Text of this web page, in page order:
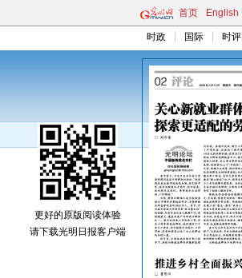
首页 English
时政 国际 时评
更好的原版阅读体验
请下载光明日报客户端